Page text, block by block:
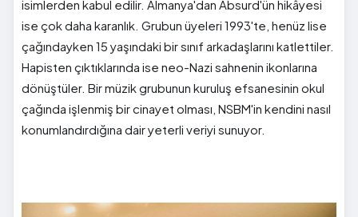
isimlerden kabul edilir. Almanya'dan Absurd'ün hikâyesi
ise çok daha karanlık. Grubun üyeleri 1993'te, henüz lise
çağındayken 15 yaşındaki bir sınıf arkadaşlarını katlettiler.
Hapisten çıktıklarında ise neo-Nazi sahnenin ikonlarına
dönüştüler. Bir müzik grubunun kuruluş efsanesinin okul
çağında işlenmiş bir cinayet olması, NSBM'in kendini nasıl
konumlandırdığına dair yeterli veriyi sunuyor.